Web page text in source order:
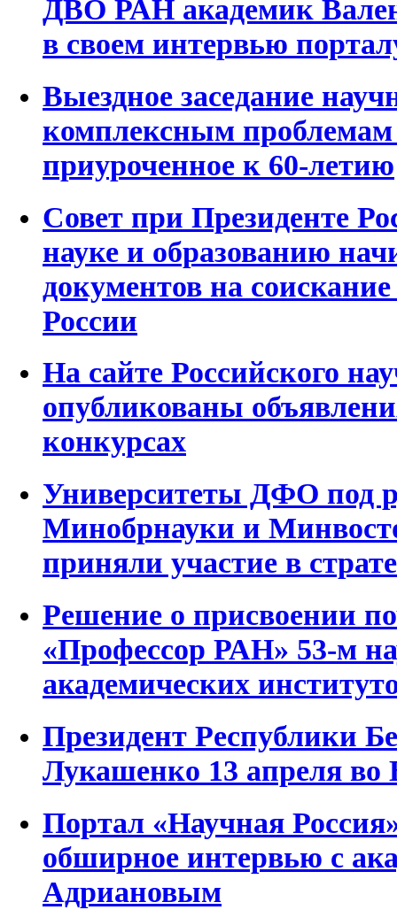
ДВО РАН академик
в своем интервью
Выездное заседание
комплексным проблемам
приуроченное к 60-летию
Совет при Президенте
науке и образованию
документов на
России
На сайте Российского
опубликованы
конкурсах
Университеты ДФО под
Минобрнауки и
приняли участие в
Решение о присвоении
«Профессор РАН» 53-м
академических
Президент Республики
Лукашенко 13 апреля во
Портал «Научная
обширное интервью с
Адриановым